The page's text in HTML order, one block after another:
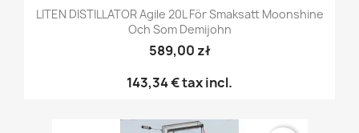
LITEN DISTILLATOR Agile 20L För Smaksatt Moonshine
Och Som Demijohn
589,00 zł
143,34 €tax incl.